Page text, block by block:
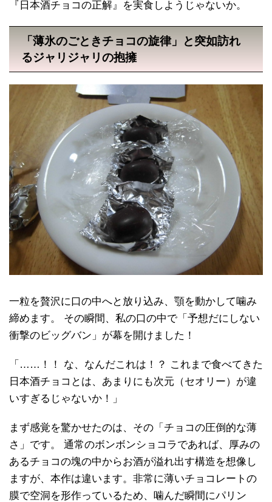
『日本酒チョコの正解』を実食しようじゃないか。
「薄氷のごときチョコの旋律」と突如訪れ
るジャリジャリの抱擁
一粒を贅沢に口の中へと放り込み、顎を動かして噛み
締めます。 その瞬間、私の口の中で「予想だにしない
衝撃のビッグバン」が幕を開けました！
「……！！ な、なんだこれは！？ これまで食べてきた
日本酒チョコとは、あまりにも次元（セオリー）が違
いすぎるじゃないか！」
まず感覚を驚かせたのは、その「チョコの圧倒的な薄
さ」です。 通常のボンボンショコラであれば、厚みの
あるチョコの塊の中からお酒が溢れ出す構造を想像し
ますが、本作は違います。非常に薄いチョコレートの
膜で空洞を形作っているため、噛んだ瞬間にパリン